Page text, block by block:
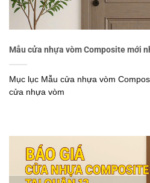
Mẫu cửa nhựa vòm Composite mới
Mục lục Mẫu cửa nhựa vòm
cửa nhựa vòm